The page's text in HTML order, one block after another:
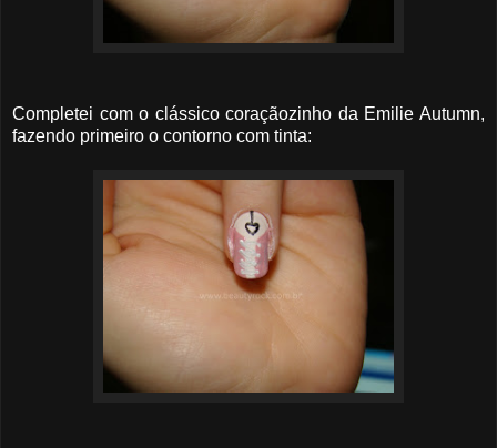
Completei com o clássico coraçãozinho da Emilie Autumn,
fazendo primeiro o contorno com tinta: